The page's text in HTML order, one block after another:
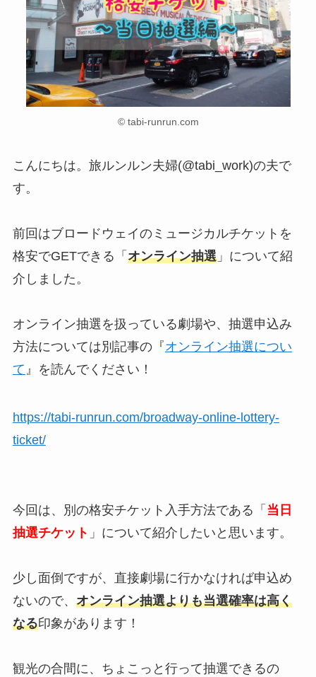
© tabi-runrun.com
こんにちは。旅ルンルン夫婦(@tabi_work)の夫で
す。
前回はブロードウェイのミュージカルチケットを
格安でGETできる「 オンライン抽選」について紹
介しました。
オンライン抽選を扱っている劇場や、抽選申込み
方法については別記事の『オンライン抽選につい
て 』を読んでください！
https://tabi-runrun.com/broadway-online-lottery-
ticket/
今回は、別の格安チケット入手方法である「 当日
抽選チケット 」について紹介したいと思います。
少し面倒ですが、直接劇場に行かなければ申込め
ないので、 オンライン抽選よりも当選確率は高く
なる印象があります！
観光の合間に、ちょこっと行って抽選できるの